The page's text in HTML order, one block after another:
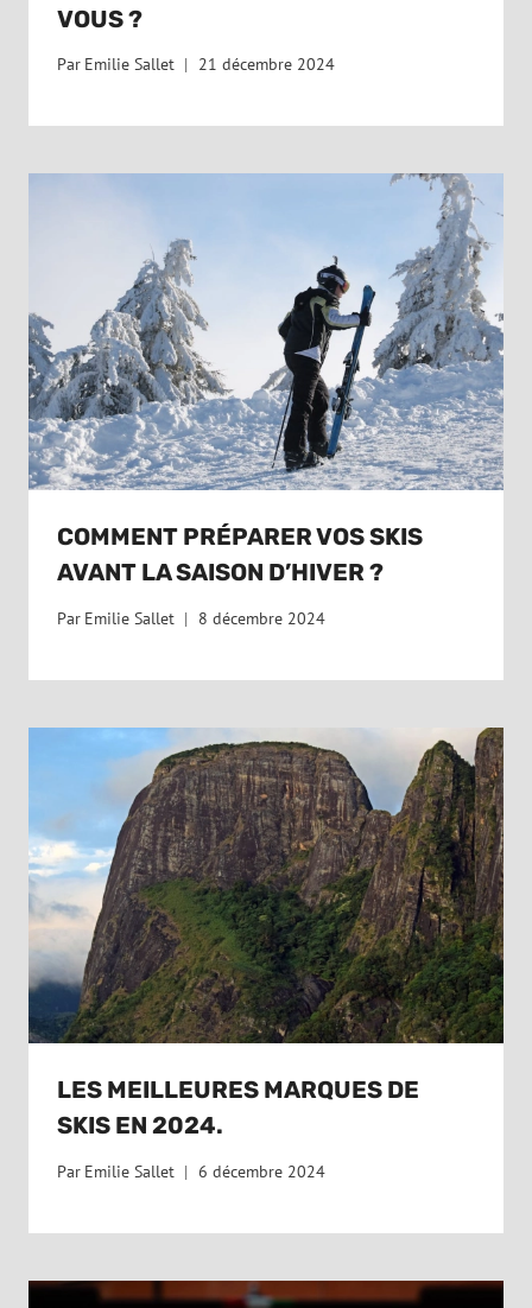
VOUS ?
Par Emilie Sallet 21 décembre 2024
COMMENT PRÉPARER VOS SKIS
AVANT LA SAISON D’HIVER ?
Par Emilie Sallet 8 décembre 2024
LES MEILLEURES MARQUES DE
SKIS EN 2024.
Par Emilie Sallet 6 décembre 2024